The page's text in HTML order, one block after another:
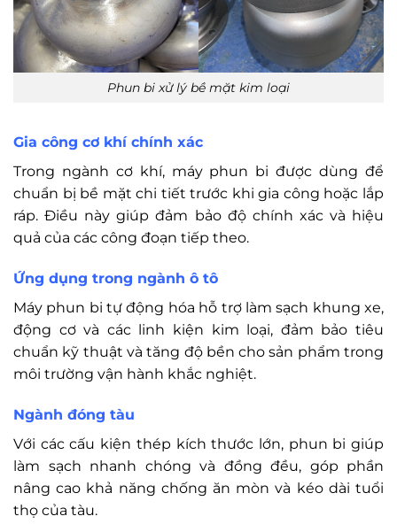
Phun bi xử lý bề mặt kim loại
Gia công cơ khí chính xác
Trong ngành cơ khí, máy phun bi được dùng để
chuẩn bị bề mặt chi tiết trước khi gia công hoặc lắp
ráp. Điều này giúp đảm bảo độ chính xác và hiệu
quả của các công đoạn tiếp theo.
Ứng dụng trong ngành ô tô
Máy phun bi tự động hóa hỗ trợ làm sạch khung xe,
động cơ và các linh kiện kim loại, đảm bảo tiêu
chuẩn kỹ thuật và tăng độ bền cho sản phẩm trong
môi trường vận hành khắc nghiệt.
Ngành đóng tàu
Với các cấu kiện thép kích thước lớn, phun bi giúp
làm sạch nhanh chóng và đồng đều, góp phần
nâng cao khả năng chống ăn mòn và kéo dài tuổi
thọ của tàu.